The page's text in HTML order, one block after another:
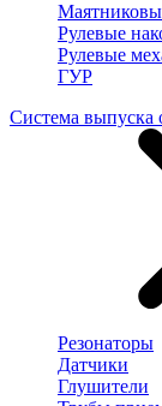
Рулевые
Рулевые
ГУР
Система выпуска
Резонаторы
Датчики
Глушители